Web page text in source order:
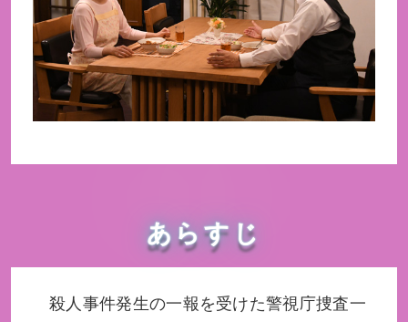
あらすじ
殺人事件発生の一報を受けた警視庁捜査一